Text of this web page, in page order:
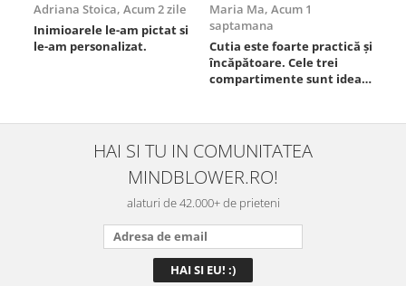
Adriana Stoica, Acum 2 zile
Inimioarele le-am pictat si
le-am personalizat.
Maria Ma, Acum 1
saptamana
Cutia este foarte practică și
încăpătoare. Cele trei
compartimente sunt ideale
este sigură, fără scurgeri. O
folosesc aproape zilnic la
serviciu și sunt foarte
mulțumită.
HAI SI TU IN COMUNITATEA
MINDBLOWER.RO!
alaturi de 42.000+ de prieteni